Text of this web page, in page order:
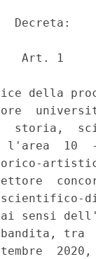
Decreta:
Art. 1
della
storia,
l'area
sensi
bandita,